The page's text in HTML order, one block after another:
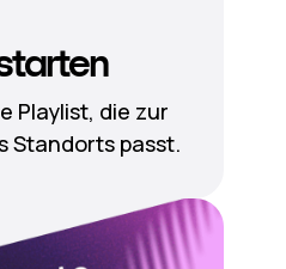
Playlist, die zur
Standorts passt.